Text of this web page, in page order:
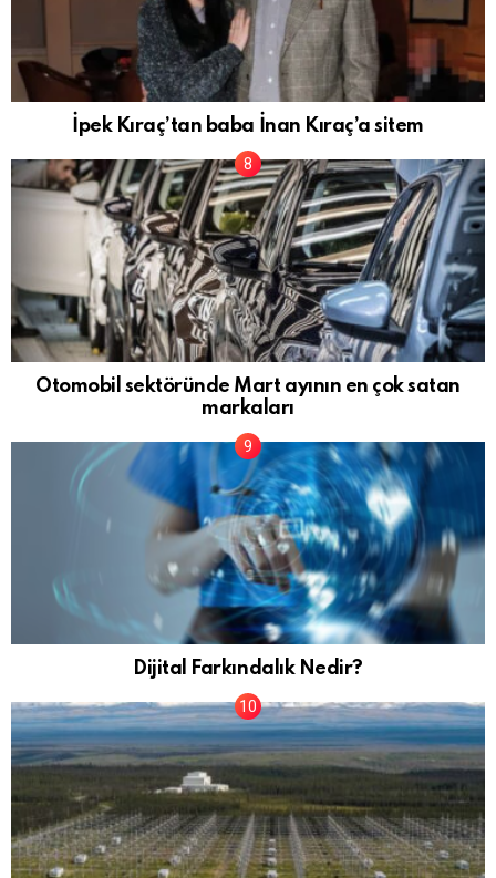
İpek Kıraç’tan baba İnan Kıraç’a sitem
Otomobil sektöründe Mart ayının en çok satan
markaları
Dijital Farkındalık Nedir?